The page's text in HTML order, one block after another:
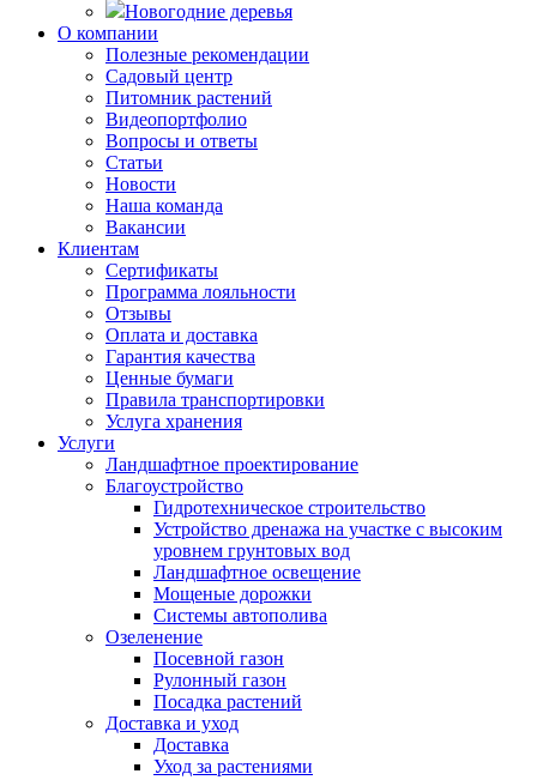
Новогодние деревья
О компании
Полезные рекомендации
Садовый центр
Питомник растений
Видеопортфолио
Вопросы и ответы
Статьи
Новости
Наша команда
Вакансии
Клиентам
Сертификаты
Программа лояльности
Отзывы
Оплата и доставка
Гарантия качества
Ценные бумаги
Правила транспортировки
Услуга хранения
Услуги
Ландшафтное проектирование
Благоустройство
Гидротехническое строительство
Устройство дренажа на участке с высоким
уровнем грунтовых вод
Ландшафтное освещение
Мощеные дорожки
Системы автополива
Озеленение
Посевной газон
Рулонный газон
Посадка растений
Доставка и уход
Доставка
Уход за растениями